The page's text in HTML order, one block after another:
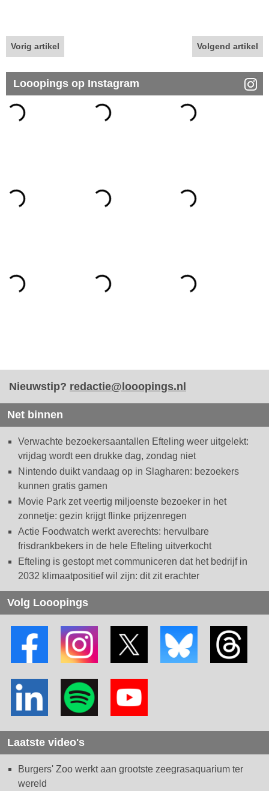
Vorig artikel Volgend artikel
Looopings op Instagram
Nieuwstip? redactie@looopings.nl
Net binnen
Verwachte bezoekersaantallen Efteling weer uitgelekt:
vrijdag wordt een drukke dag, zondag niet
Nintendo duikt vandaag op in Slagharen: bezoekers
kunnen gratis gamen
Movie Park zet veertig miljoenste bezoeker in het
zonnetje: gezin krijgt flinke prijzenregen
Actie Foodwatch werkt averechts: hervulbare
frisdrankbekers in de hele Efteling uitverkocht
Efteling is gestopt met communiceren dat het bedrijf in
2032 klimaatpositief wil zijn: dit zit erachter
Volg Looopings
Laatste video's
Burgers' Zoo werkt aan grootste zeegrasaquarium ter
wereld